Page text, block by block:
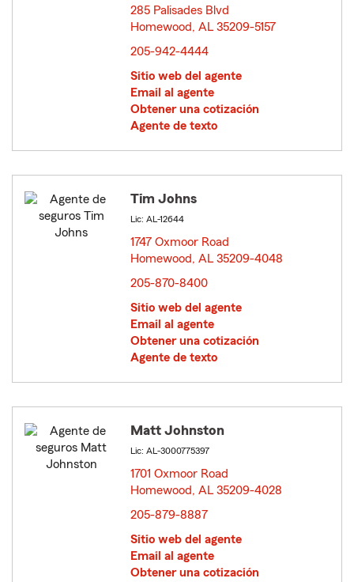
285 Palisades Blvd
Homewood, AL 35209-5157
205-942-4444
Sitio web del agente
Email al agente
Obtener una cotización
Agente de texto
Tim Johns
Lic: AL-12644
1747 Oxmoor Road
Homewood, AL 35209-4048
205-870-8400
Sitio web del agente
Email al agente
Obtener una cotización
Agente de texto
Matt Johnston
Lic: AL-3000775397
1701 Oxmoor Road
Homewood, AL 35209-4028
205-879-8887
Sitio web del agente
Email al agente
Obtener una cotización